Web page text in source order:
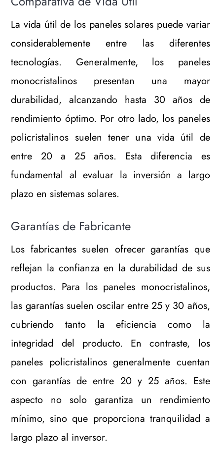
La vida útil de los paneles solares puede variar
considerablemente entre las diferentes
tecnologías. Generalmente, los paneles
monocristalinos presentan una mayor
durabilidad, alcanzando hasta 30 años de
rendimiento óptimo. Por otro lado, los paneles
policristalinos suelen tener una vida útil de
entre 20 a 25 años. Esta diferencia es
fundamental al evaluar la inversión a largo
plazo en sistemas solares.
Garantías de Fabricante
Los fabricantes suelen ofrecer garantías que
reflejan la confianza en la durabilidad de sus
productos. Para los paneles monocristalinos,
las garantías suelen oscilar entre 25 y 30 años,
cubriendo tanto la eficiencia como la
integridad del producto. En contraste, los
paneles policristalinos generalmente cuentan
con garantías de entre 20 y 25 años. Este
aspecto no solo garantiza un rendimiento
mínimo, sino que proporciona tranquilidad a
largo plazo al inversor.